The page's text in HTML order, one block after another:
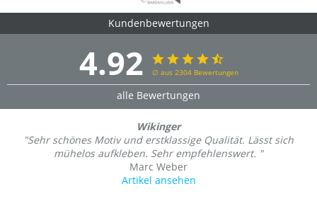
Kundenbewertungen
4.92 ∅ aus 2304 Bewertungen
alle Bewertungen
Wikinger
"Sehr schönes Motiv und erstklassige Qualität. Lässt sich
mühelos aufkleben. Sehr empfehlenswert. "
Marc Weber
Artikel ansehen